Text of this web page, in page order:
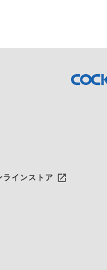
ラインストア launch